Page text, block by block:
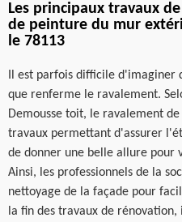
Les principaux travaux
de peinture du mur
le 78113
Il est parfois difficile d'imaginer
que renferme le ravalement.
Demousse toit, le ravalement
travaux permettant d'assurer
de donner une belle allure
Ainsi, les professionnels de la
nettoyage de la façade pour
la fin des travaux de